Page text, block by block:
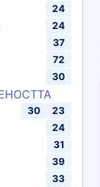
24
24
37
72
30
23
30
24
31
39
33